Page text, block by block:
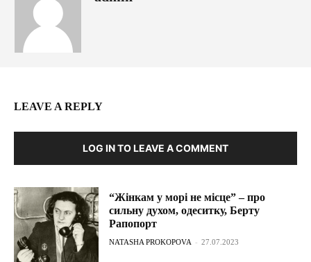
LEAVE A REPLY
LOG IN TO LEAVE A COMMENT
“Жінкам у морі не місце” – про
сильну духом, одеситку, Берту
Рапопорт
NATASHA PROKOPOVA - 27.07.2023